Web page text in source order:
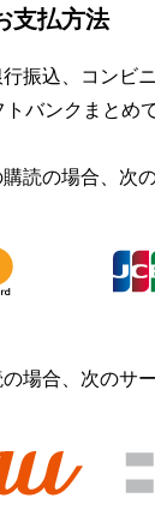
支払方法
振込、コンビ
バンクまとめ
読の場合、次
場合、次のサ